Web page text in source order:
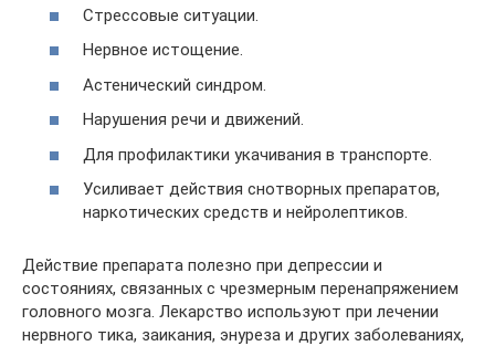
Стрессовые ситуации.
Нервное истощение.
Астенический синдром.
Нарушения речи и движений.
Для профилактики укачивания в транспорте.
Усиливает действия снотворных препаратов,
наркотических средств и нейролептиков.
Действие препарата полезно при депрессии и
состояниях, связанных с чрезмерным перенапряжением
головного мозга. Лекарство используют при лечении
нервного тика, заикания, энуреза и других заболеваниях,